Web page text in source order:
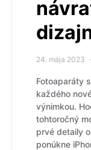
24. mája 2023
Fotoaparáty
každého
výnimkou.
tohtoročný
prvé detaily
ponúkne